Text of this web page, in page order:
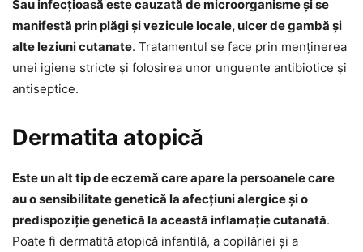
Sau infecțioasă este cauzată de microorganisme și se
manifestă prin plăgi și vezicule locale, ulcer de gambă și
alte leziuni cutanate. Tratamentul se face prin menținerea
unei igiene stricte și folosirea unor unguente antibiotice și
antiseptice.
Dermatita atopică
Este un alt tip de eczemă care apare la persoanele care
au o sensibilitate genetică la afecțiuni alergice și o
predispoziție genetică la această inflamație cutanată.
Poate fi dermatită atopică infantilă, a copilăriei și a